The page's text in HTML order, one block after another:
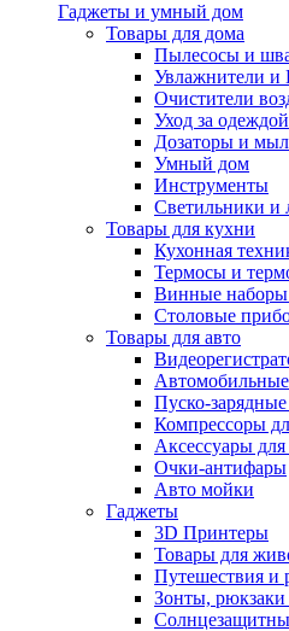
Гаджеты и умный дом
Товары для дома
Пылесосы и
Увлажнители и
Очистители
Уход за одеждой
Дозаторы и
Умный дом
Инструменты
Светильники и
Товары для кухни
Кухонная
Термосы и
Винные
Столовые
Товары для авто
Пуско-зарядные
Компрессоры
Аксессуары для
Очки-антифары
Авто мойки
Гаджеты
3D Принтеры
Товары для
Путешествия и
Зонты,